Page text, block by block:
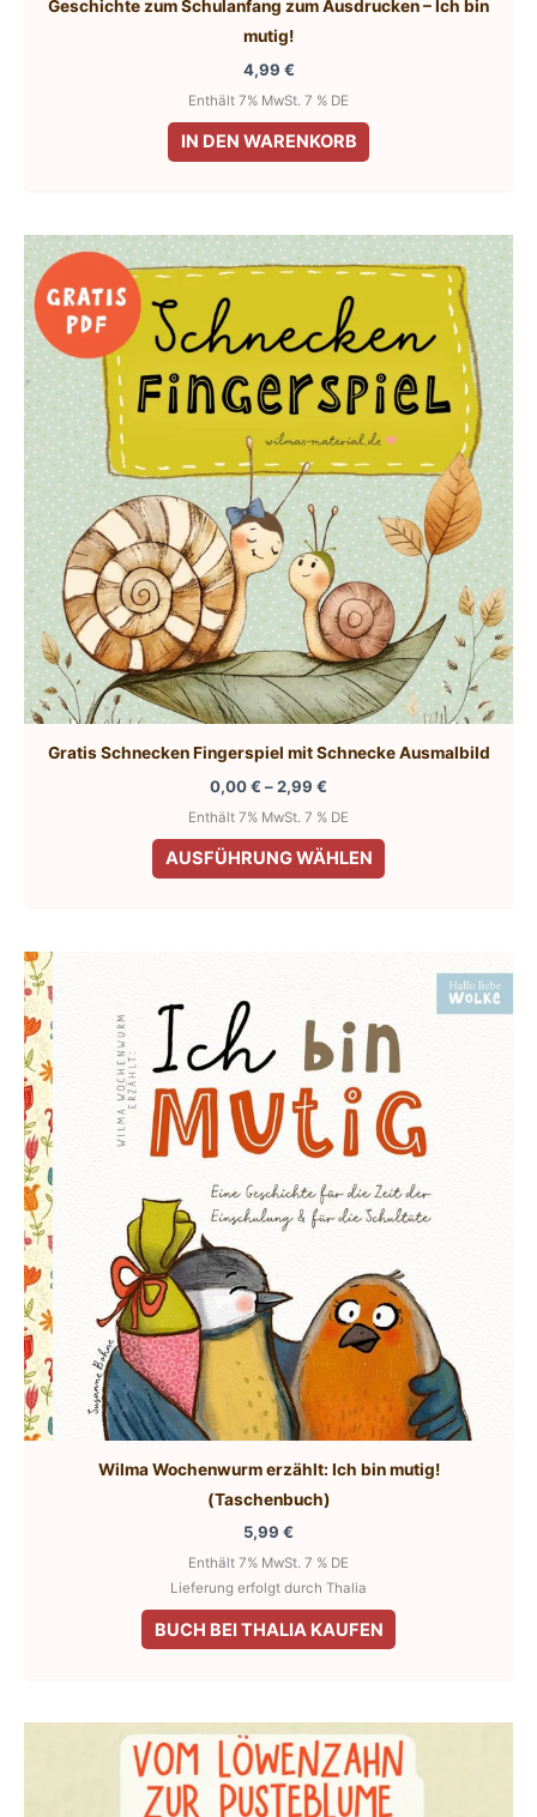
Geschichte zum Schulanfang zum Ausdrucken – Ich bin
mutig!
4,99 €
Enthält 7% MwSt. 7 % DE
IN DEN WARENKORB
Gratis Schnecken Fingerspiel mit Schnecke Ausmalbild
0,00€ –2,99 €
bis
2,99 €
Enthält 7% MwSt. 7 % DE
AUSFÜHRUNG WÄHLEN
Dieses
Produkt
Varianten
Die
Optionen
können
auf
Produktseite
werden
Wilma Wochenwurm erzählt: Ich bin mutig!
(Taschenbuch)
5,99 €
Enthält 7% MwSt. 7 % DE
Lieferung erfolgt durch Thalia
BUCH BEI THALIA KAUFEN